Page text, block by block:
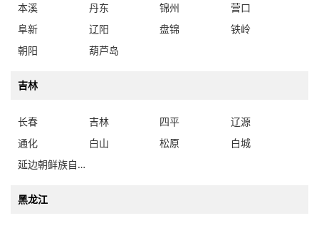
本溪
丹东 锦州
营口
阜新
辽阳 盘锦
铁岭
朝阳
葫芦岛
吉林
长春 吉林 四平
辽源
通化
白山 松原
白城
延边朝鲜族自治州
黑龙江